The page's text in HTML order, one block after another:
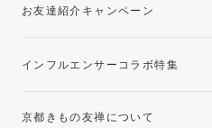
お友達紹介キャンペーン
インフルエンサーコラボ特集
京都きもの友禅について